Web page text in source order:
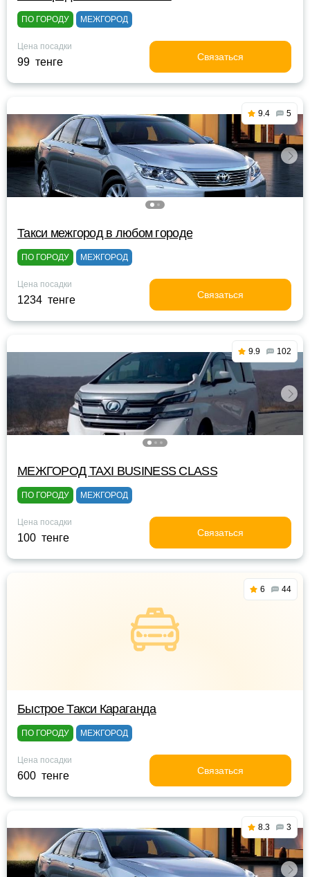
ПО ГОРОДУ МЕЖГОРОД
Цена посадки
99 тенге Связаться
9.4 5
Такси межгород в любом городе
ПО ГОРОДУ МЕЖГОРОД
Цена посадки
1234 тенге Связаться
9.9 102
МЕЖГОРОД TAXI BUSINESS CLASS
ПО ГОРОДУ МЕЖГОРОД
Цена посадки
100 тенге Связаться
6 44
Быстрое Такси Караганда
ПО ГОРОДУ МЕЖГОРОД
Цена посадки
600 тенге Связаться
8.3 3